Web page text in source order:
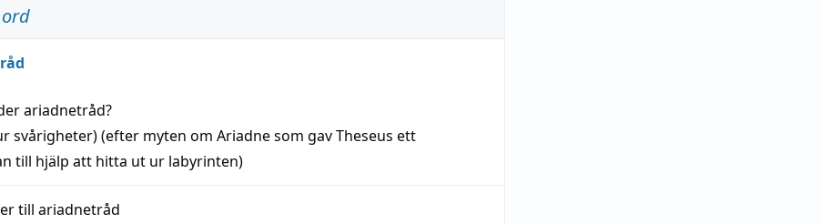
ariadnetråd?
svårigheter) (efter myten om Ariadne som gav Theseus ett
till hjälp att hitta ut ur labyrinten)
till ariadnetråd